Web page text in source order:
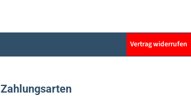
Vertrag widerrufen
Zahlungsarten